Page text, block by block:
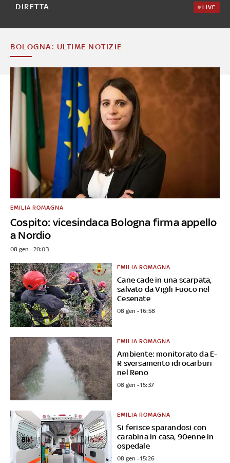
DIRETTA LIVE
BOLOGNA: ULTIME NOTIZIE
Cospito: vicesindaca Bologna firma appello
a Nordio
EMILIA ROMAGNA
08 gen - 20:03
Cane cade in una scarpata,
salvato da Vigili Fuoco nel
Cesenate
EMILIA ROMAGNA
08 gen - 16:58
Ambiente: monitorato da E-
R sversamento idrocarburi
nel Reno
EMILIA ROMAGNA
08 gen - 15:37
Si ferisce sparandosi con
carabina in casa, 90enne in
ospedale
EMILIA ROMAGNA
08 gen - 15:26